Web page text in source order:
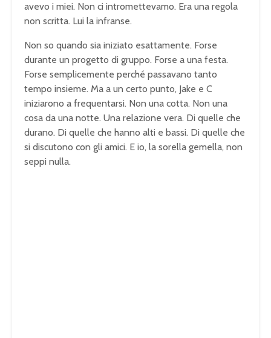
avevo i miei. Non ci intromettevamo. Era una regola
non scritta. Lui la infranse.
Non so quando sia iniziato esattamente. Forse
durante un progetto di gruppo. Forse a una festa.
Forse semplicemente perché passavano tanto
tempo insieme. Ma a un certo punto, Jake e C
iniziarono a frequentarsi. Non una cotta. Non una
cosa da una notte. Una relazione vera. Di quelle che
durano. Di quelle che hanno alti e bassi. Di quelle che
si discutono con gli amici. E io, la sorella gemella, non
seppi nulla.